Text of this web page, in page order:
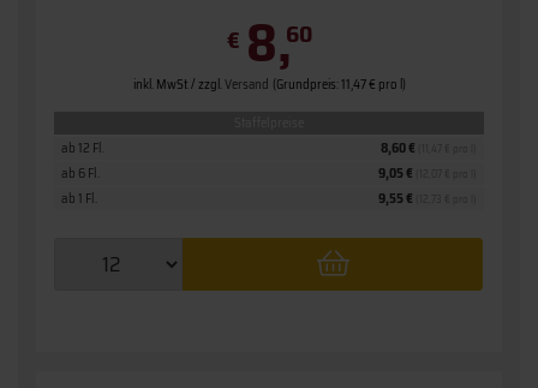
€ 8,60
inkl. MwSt. / zzgl.Versand (Grundpreis: 11,47 € pro l)
ab 1 Fl. 9,55 €
ab 6 Fl. 9,05 €
ab 12 Fl. 8,60 €